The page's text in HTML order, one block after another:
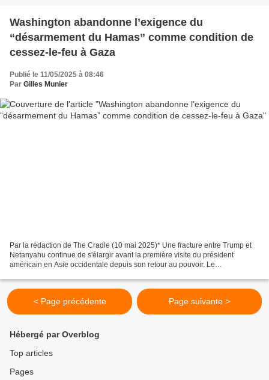
Washington abandonne l’exigence du
“désarmement du Hamas” comme condition de
cessez-le-feu à Gaza
Publié le 11/05/2025 à 08:46
Par Gilles Munier
Par la rédaction de The Cradle (10 mai 2025)* Une fracture entre Trump et
Netanyahu continue de s'élargir avant la première visite du président
américain en Asie occidentale depuis son retour au pouvoir. Le
< Page précédente Page suivante >
Hébergé par Overblog
Top articles
Pages